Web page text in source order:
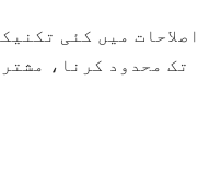
میں کئی
تک محدود کرنا،